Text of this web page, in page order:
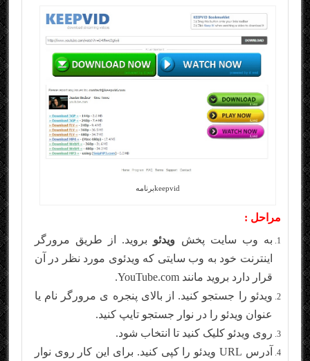
keepvidبرنامه
مراحل :
به وب سایت پخش ویدئو بروید. از طریق مرورگر
اینترنت خود به وب سایتی که ویدئوی مورد نظر در آن
قرار دارد بروید مانند YouTube.com.
ویدئو را جستجو کنید. از بالای پنجره ی مرورگر نام یا
عنوان ویدئو را در نوار جستجو تایپ کنید.
روی ویدئو کلیک کنید تا انتخاب شود.
آدرس URL ویدئو را کپی کنید. برای این کار روی نوار